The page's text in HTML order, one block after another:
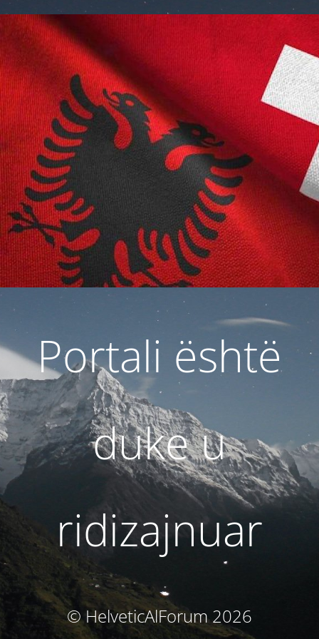
Portali është
duke u
ridizajnuar
© HelveticAlForum 2026